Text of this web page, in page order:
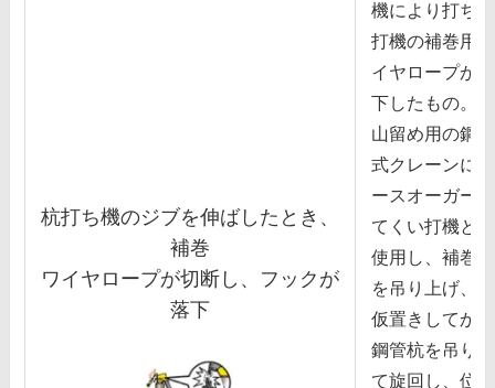
杭打ち機のジブを伸ばしたとき、
補巻
ワイヤロープが切断し、フックが
落下
機により打ち
打機の補巻⽤
イヤロープが
下したもの。
⼭留め⽤の鋼
式クレーンにア
ースオーガー
てくい打機と
使⽤し、補巻
を吊り上げ、
仮置きしてか
鋼管杭を吊り
て旋回し、位